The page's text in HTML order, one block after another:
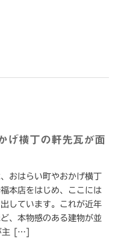
げ横丁の軒先瓦が面
おはらい町やおかげ横丁
本店をはじめ、ここには
しています。これが近年
、本物感のある建物が並
主 […]